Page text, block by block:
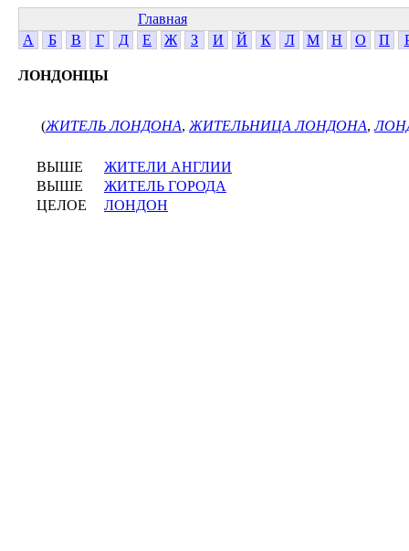
Главная
А
Б В Г Д Е Ж З И Й К Л М Н О П
ЛОНДОНЦЫ
(ЖИТЕЛЬ ЛОНДОНА, ЖИТЕЛЬНИЦА ЛОНДОНА,
ВЫШЕ
ЖИТЕЛИ АНГЛИИ
ВЫШЕ
ЖИТЕЛЬ ГОРОДА
ЦЕЛОЕ
ЛОНДОН